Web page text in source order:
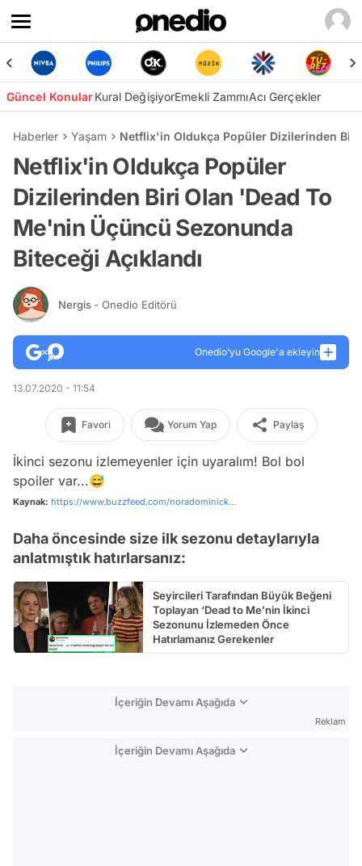
Güncel KonularKural DeğişiyorEmekli ZammıAcı Gerçekler
Haberler Yaşam Netflix'in Oldukça Popüler Dizilerinden Biri
Netflix'in Oldukça Popüler
Dizilerinden Biri Olan 'Dead To
Me'nin Üçüncü Sezonunda
Biteceği Açıklandı
Nergis - Onedio Editörü
Onedio’yu Google'a ekleyin
13.07.2020 - 11:54
Favori Yorum Yap Paylaş
İkinci sezonu izlemeyenler için uyaralım! Bol bol
spoiler var...😅
Kaynak: https://www.buzzfeed.com/noradominick...
Daha öncesinde size ilk sezonu detaylarıyla
anlatmıştık hatırlarsanız:
Seyircileri Tarafından Büyük Beğeni
Toplayan ‘Dead to Me’nin İkinci
Sezonunu İzlemeden Önce
Hatırlamanız Gerekenler
İçeriğin Devamı Aşağıda
Reklam
İçeriğin Devamı Aşağıda